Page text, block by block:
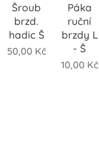
Šroub
brzd.
hadic Š
50,00 Kč
Páka
ruční
brzdy L
- Š
10,00 Kč